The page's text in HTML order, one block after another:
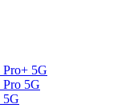
5G
5G
5G